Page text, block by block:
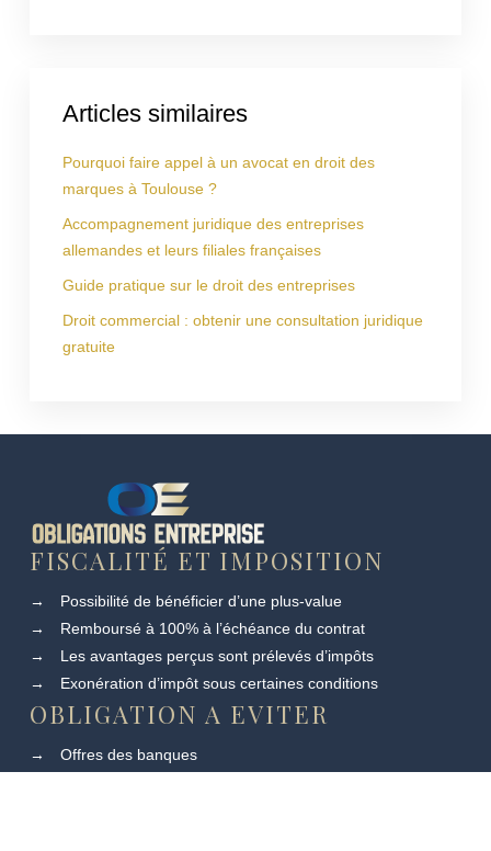
Articles similaires
Pourquoi faire appel à un avocat en droit des
marques à Toulouse ?
Accompagnement juridique des entreprises
allemandes et leurs filiales françaises
Guide pratique sur le droit des entreprises
Droit commercial : obtenir une consultation juridique
gratuite
FISCALITÉ ET IMPOSITION
→
Possibilité de bénéficier d’une plus-value
→
Remboursé à 100% à l’échéance du contrat
→
Les avantages perçus sont prélevés d’impôts
→
Exonération d’impôt sous certaines conditions
OBLIGATION A EVITER
→
Offres des banques